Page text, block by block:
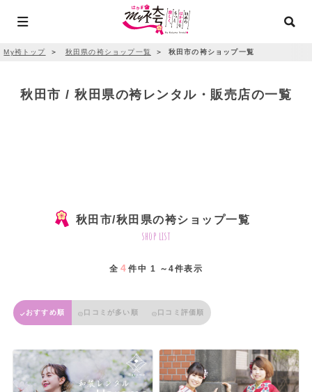
My袴トップ ＞ 秋田県の袴ショップ一覧 ＞ 秋田市の袴ショップ一覧
秋田市 / 秋田県の袴レンタル・販売店の一覧
秋田市/秋田県の袴ショップ一覧
shop list
全 4 件中 1 ～4件表示
おすすめ順 口コミが多い順 口コミ評価順